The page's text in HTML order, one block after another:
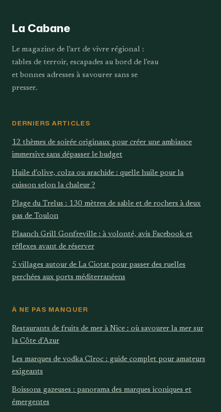
La Cabane
Le magazine de l'art de vivre régional :
tables de terroir, escapades au bord de l'eau
et bonnes adresses à savourer sans se
presser.
DERNIERS ARTICLES
12 thèmes de soirée originaux pour créer une ambiance
immersive sans dépasser le budget
Huile d’olive, colza ou arachide : quelle huile pour la
cuisson selon la chaleur ?
Plage du Trelus : 130 mètres de sable et de rochers à deux
pas de Toulon
Plaanch Grill Gonfreville : à volonté, avis Facebook et
réflexes avant de réserver
5 villages autour de La Ciotat pour passer des ruelles
perchées aux ports méditerranéens
À NE PAS MANQUER
Restaurants de fruits de mer à Nice : où savourer la mer sur
la Côte d’Azur
Les marques de vodka Cîroc : guide complet pour amateurs
exigeants
Boissons gazeuses : panorama des marques iconiques et
émergentes